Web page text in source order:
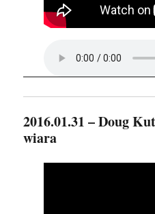
2016.01.31 – Doug
wiara